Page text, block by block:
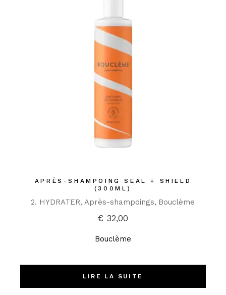
APRÈS-SHAMPOING SEAL + SHIELD
(300ML)
2. HYDRATER Après-shampoings Bouclème
€ 32,00
Bouclème
LIRE LA SUITE